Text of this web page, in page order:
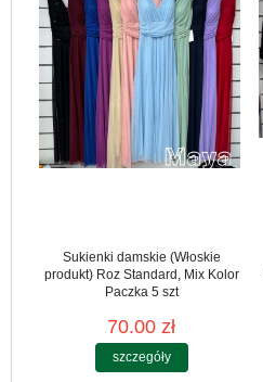
Sukienki damskie (Włoskie
produkt) Roz Standard, Mix Kolor
Paczka 5 szt
70.00 zł
szczegóły